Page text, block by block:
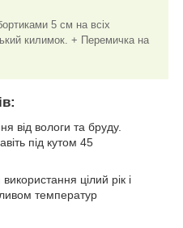
5 см на всіх
килимок. + Перемичка на
від вологи та бруду.
під кутом 45
цілий рік і
температур